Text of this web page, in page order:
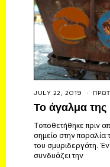
JULY 22, 2019
Το άγαλμα
Τοποθετήθηκε πριν
σημείο στην
του σμυριδεργάτη.
συνδυάζει την